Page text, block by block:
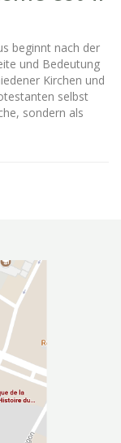
beginnt nach der
und Bedeutung
Kirchen und
selbst
sondern als